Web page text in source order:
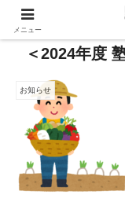
＜2024年度
お知らせ
メニュー